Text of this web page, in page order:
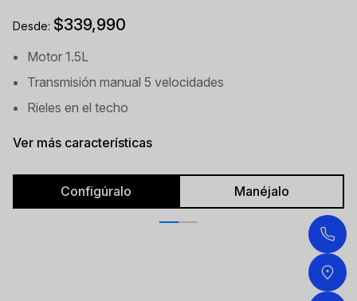
Desde: $339,990
Motor 1.5L
Transmisión manual 5 velocidades
Rieles en el techo
Ver más características
Configúralo Manéjalo